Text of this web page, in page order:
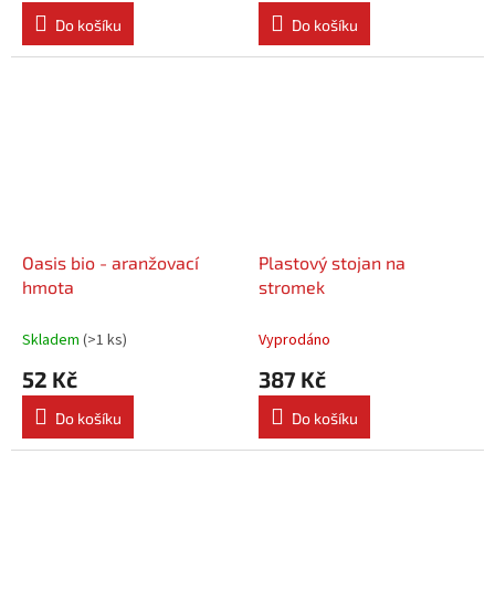
Do košíku Do košíku
Oasis bio - aranžovací
hmota
Skladem (>1 ks)
52 Kč
Do košíku
Plastový stojan na
stromek
Vyprodáno
387 Kč
Do košíku